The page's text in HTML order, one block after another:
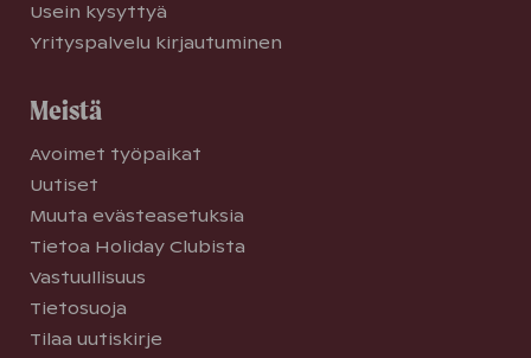
Usein kysyttyä
Yrityspalvelu kirjautuminen
Meistä
Avoimet työpaikat
Uutiset
Muuta evästeasetuksia
Tietoa Holiday Clubista
Vastuullisuus
Tietosuoja
Tilaa uutiskirje